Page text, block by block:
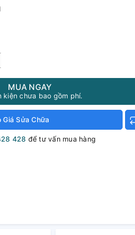
MUA NGAY
kiện chưa bao gồm phí.
Giá Sửa Chữa
428 để tư vấn mua hàng